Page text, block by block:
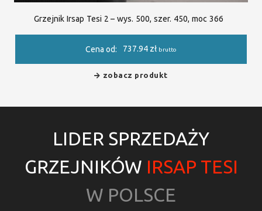
Grzejnik Irsap Tesi 2 – wys. 500, szer. 450, moc 366
Cena od: 737.94 zł brutto
zobacz produkt
LIDER SPRZEDAŻY
GRZEJNIKÓW IRSAP TESI
W POLSCE